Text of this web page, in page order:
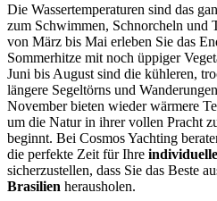
Die Wassertemperaturen sind das
zum Schwimmen, Schnorcheln und
von März bis Mai erleben Sie das
Sommerhitze mit noch üppiger
Juni bis August sind die kühleren,
längere Segeltörns und
November bieten wieder wärmere
um die Natur in ihrer vollen Pracht
beginnt. Bei Cosmos Yachting
die perfekte Zeit für Ihre
sicherzustellen, dass Sie das Beste
Brasilien herausholen.